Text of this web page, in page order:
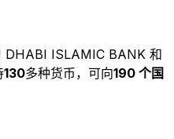
DHABI ISLAMIC BANK 和
130多种货币，可向190 个国